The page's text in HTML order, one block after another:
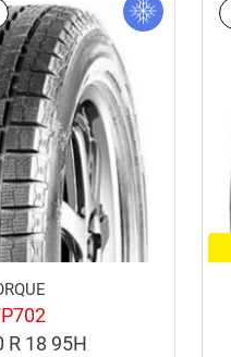
R 18 95H